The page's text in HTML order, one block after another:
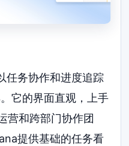
任务协作和进度追踪
它的界面直观，上手
营和跨部门协作团
提供基础的任务看